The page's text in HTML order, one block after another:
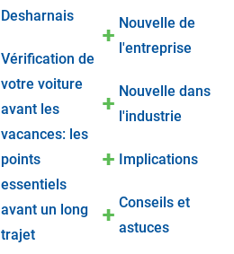
Desharnais
Vérification de
votre voiture
avant les
vacances: les
points
essentiels
avant un long
trajet
Nouvelle de
l'entreprise
Nouvelle dans
l'industrie
Implications
Conseils et
astuces